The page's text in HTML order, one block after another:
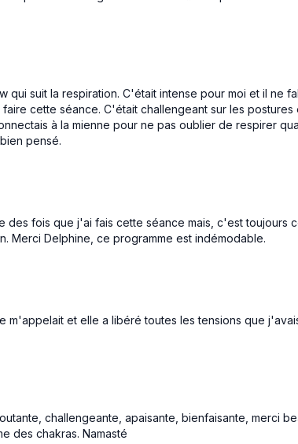
qui suit la respiration. C'était intense pour moi et il ne
cette séance. C'était challengeant sur les postures
à la mienne pour ne pas oublier de respirer
pensé.
des fois que j'ai fais cette séance mais, c'est toujours
Merci Delphine, ce programme est indémodable.
m'appelait et elle a libéré toutes les tensions que
challengeante, apaisante, bienfaisante, merci
des chakras. Namasté